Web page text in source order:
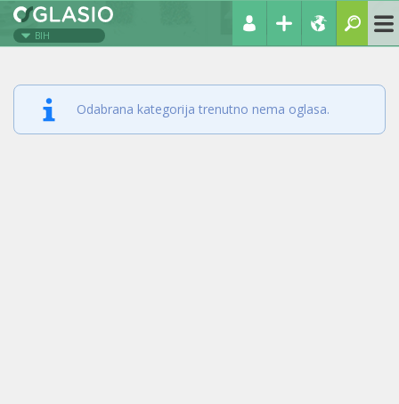
BIH
Odabrana kategorija trenutno nema oglasa.